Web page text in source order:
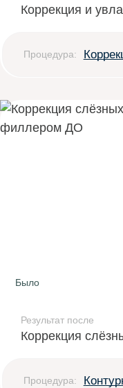
Коррекция и
Процедура:
Было
Результат после
Коррекция
Процедура: